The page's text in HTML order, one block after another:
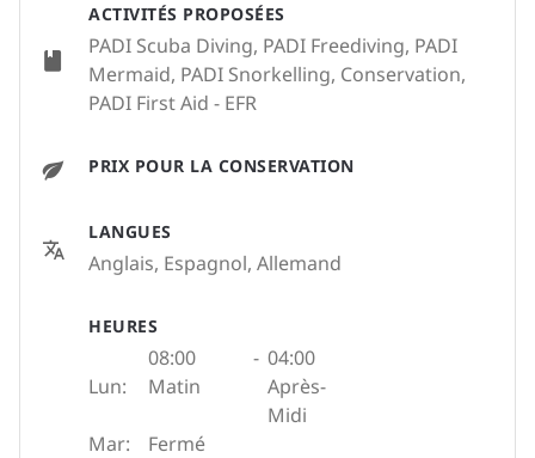
ACTIVITÉS PROPOSÉES
PADI Scuba Diving, PADI Freediving, PADI
Mermaid, PADI Snorkelling, Conservation,
PADI First Aid - EFR
PRIX POUR LA CONSERVATION
LANGUES
Anglais, Espagnol, Allemand
HEURES
Lun:
08:00
Matin
- 04:00
Après-
Midi
Mar:
Fermé